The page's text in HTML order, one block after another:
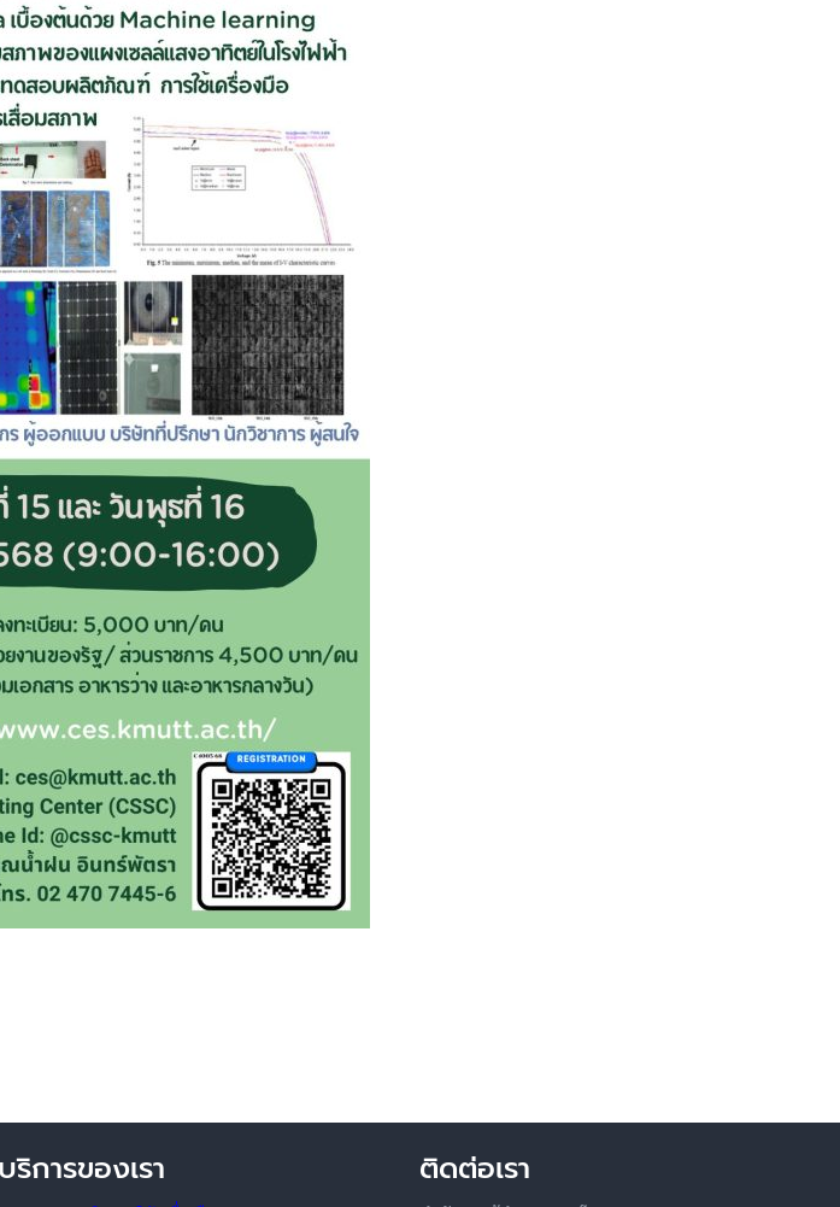
บริการของเรา ติดต่อเรา